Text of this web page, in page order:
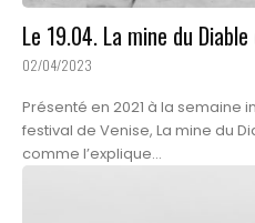
Le 19.04. La mine du
02/04/2023
Présenté en 2021 à la semaine
festival de Venise, La mine du
comme l’explique...